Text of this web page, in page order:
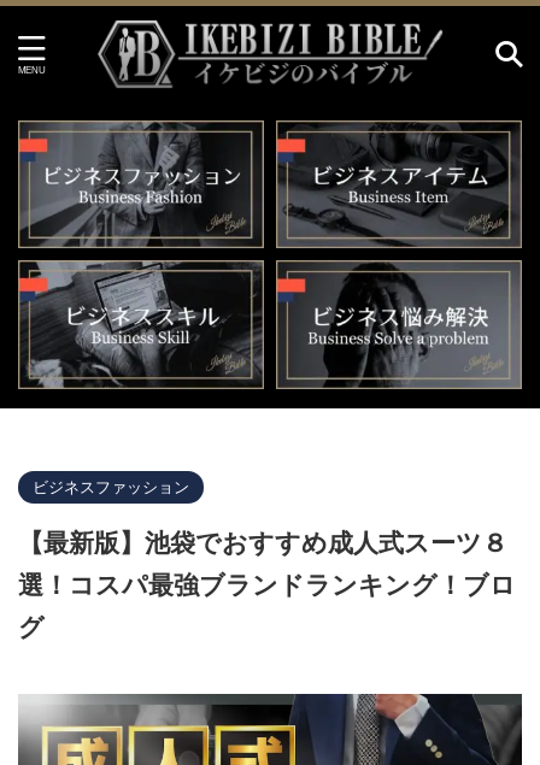
ビジネスファッション
【最新版】池袋でおすすめ成人式スーツ８
選！コスパ最強ブランドランキング！ブロ
グ